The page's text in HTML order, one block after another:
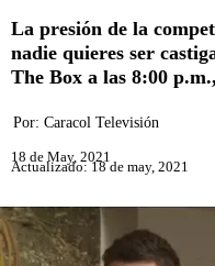
La presión de la
nadie quieres ser
The Box a las 8:00
Por: Caracol Televisión
18 de May, 2021
Actualizado: 18 de may, 2021